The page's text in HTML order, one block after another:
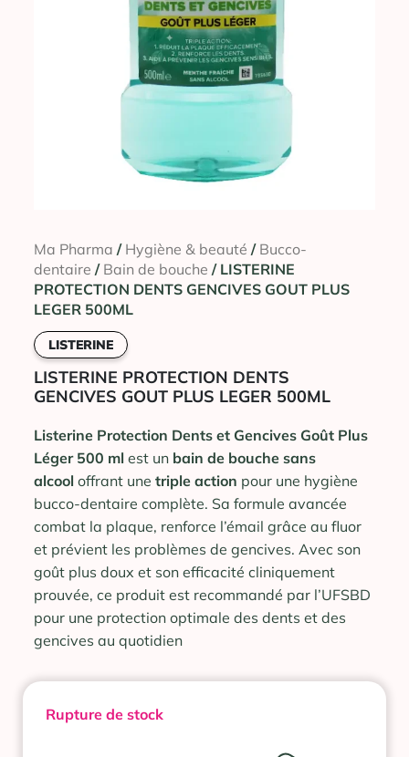
Ma Pharma / Hygiène & beauté / Bucco-
dentaire / Bain de bouche / LISTERINE
PROTECTION DENTS GENCIVES GOUT PLUS
LEGER 500ML
LISTERINE
LISTERINE PROTECTION DENTS
GENCIVES GOUT PLUS LEGER 500ML
Listerine Protection Dents et Gencives Goût Plus
Léger 500 ml est un bain de bouche sans
alcool offrant une triple action pour une hygiène
bucco-dentaire complète. Sa formule avancée
combat la plaque, renforce l’émail grâce au fluor
et prévient les problèmes de gencives. Avec son
goût plus doux et son efficacité cliniquement
prouvée, ce produit est recommandé par l’UFSBD
pour une protection optimale des dents et des
gencives au quotidien
Rupture de stock